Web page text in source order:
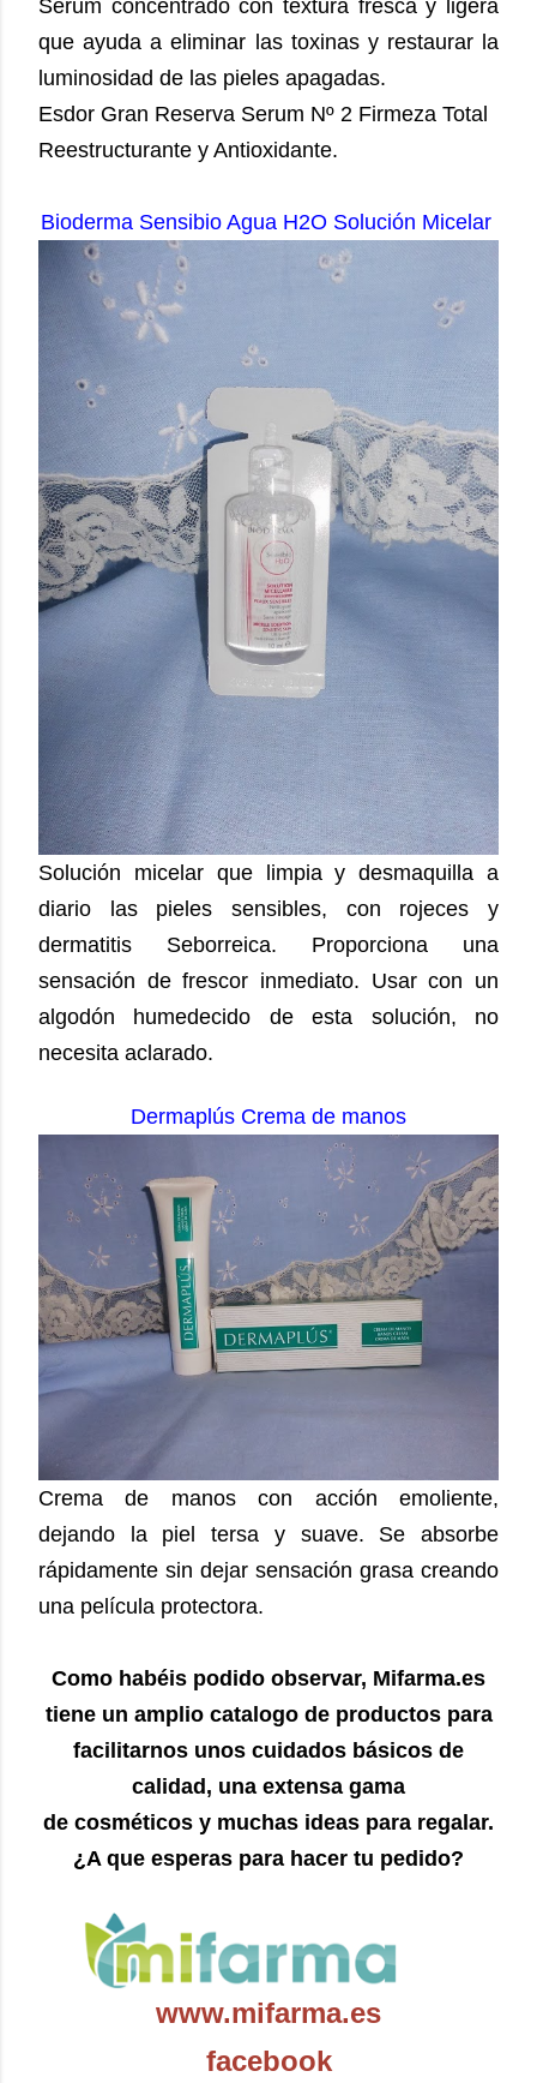
Serum concentrado con textura fresca y ligera
que ayuda a eliminar las toxinas y restaurar la
luminosidad de las pieles apagadas.
Esdor Gran Reserva Serum Nº 2 Firmeza Total
Reestructurante y Antioxidante.
Bioderma Sensibio Agua H2O Solución Micelar
Solución micelar que limpia y desmaquilla a
diario las pieles sensibles, con rojeces y
dermatitis Seborreica. Proporciona una
sensación de frescor inmediato. Usar con un
algodón humedecido de esta solución, no
necesita aclarado.
Dermaplús Crema de manos
Crema de manos con acción emoliente,
dejando la piel tersa y suave. Se absorbe
rápidamente sin dejar sensación grasa creando
una película protectora.
Como habéis podido observar, Mifarma.es
tiene un amplio catalogo de productos para
facilitarnos unos cuidados básicos de
calidad, una extensa gama
de cosméticos y muchas ideas para regalar.
¿A que esperas para hacer tu pedido?
www.mifarma.es
facebook